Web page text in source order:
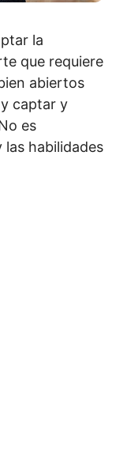
la
que requiere
abiertos
captar y
es
habilidades